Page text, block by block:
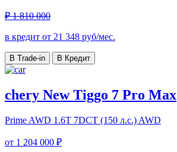
₽ 1 810 000
в кредит от 21 348 руб/мес.
В Trade-in В Кредит
chery New Tiggo 7 Pro Max
Prime AWD 1.6T 7DCT (150 л.с.) AWD
от 1 204 000 ₽